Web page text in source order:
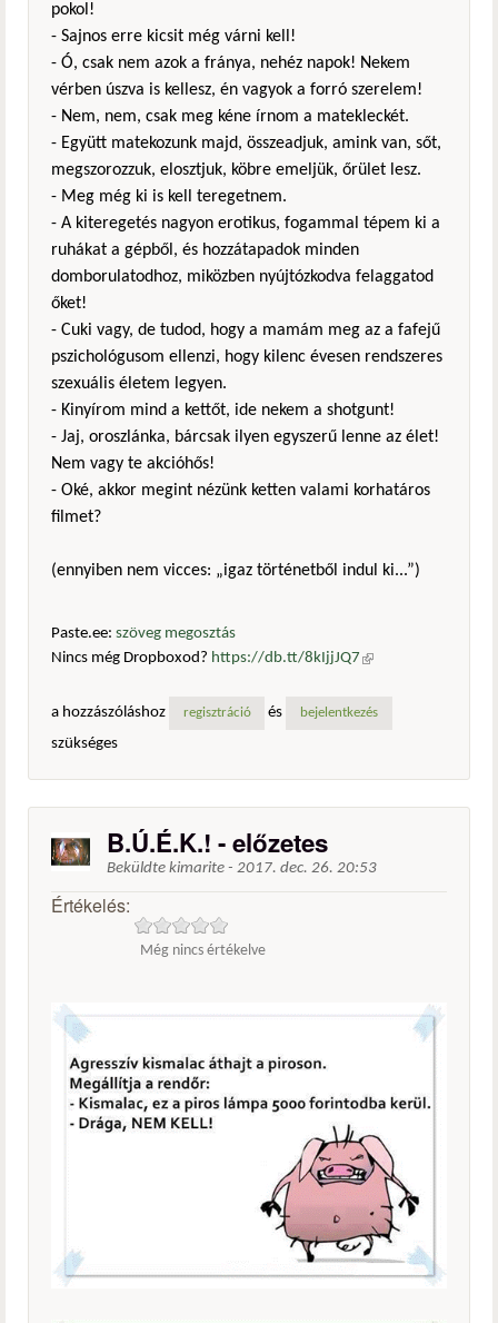
pokol!
- Sajnos erre kicsit még várni kell!
- Ó, csak nem azok a fránya, nehéz napok! Nekem
vérben úszva is kellesz, én vagyok a forró szerelem!
- Nem, nem, csak meg kéne írnom a matekleckét.
- Együtt matekozunk majd, összeadjuk, amink van, sőt,
megszorozzuk, elosztjuk, köbre emeljük, őrület lesz.
- Meg még ki is kell teregetnem.
- A kiteregetés nagyon erotikus, fogammal tépem ki a
ruhákat a gépből, és hozzátapadok minden
domborulatodhoz, miközben nyújtózkodva felaggatod
őket!
- Cuki vagy, de tudod, hogy a mamám meg az a fafejű
pszichológusom ellenzi, hogy kilenc évesen rendszeres
szexuális életem legyen.
- Kinyírom mind a kettőt, ide nekem a shotgunt!
- Jaj, oroszlánka, bárcsak ilyen egyszerű lenne az élet!
Nem vagy te akcióhős!
- Oké, akkor megint nézünk ketten valami korhatáros
filmet?
(ennyiben nem vicces: „igaz történetből indul ki...”)
Paste.ee: szöveg megosztás
Nincs még Dropboxod? https://db.tt/8kIjjJQ7 (külső
a hozzászóláshoz
regisztráció és bejelentkezés
szükséges
B.Ú.É.K.! - előzetes
Beküldte kimarite - 2017. dec. 26. 20:53
Értékelés:
Még nincs értékelve